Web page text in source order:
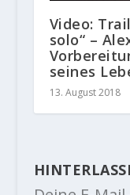
Video:
solo“ –
seines
13. August 2018